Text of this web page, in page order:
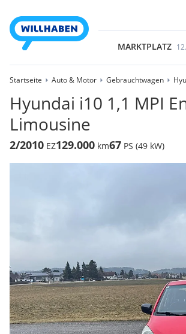
MARKTPLATZ
Startseite Auto & Motor Gebrauchtwagen
Hyundai i10 1,1 MPI
Limousine
2/2010 EZ129.000 km67 PS (49 kW)